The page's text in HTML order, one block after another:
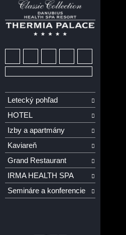
Letecký pohľad
HOTEL
Izby a apartmány
Kaviareň
Grand Restaurant
IRMA HEALTH SPA
Semináre a konferencie